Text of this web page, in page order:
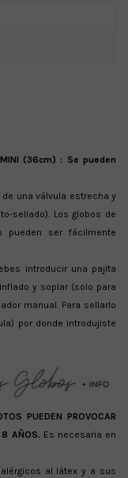
MINI (36cm) : Se pueden
una válvula estrecha y
sellado). Los globos de
pueden ser fácilmente
introducir una pajita
y soplar (solo para
manual. Para sellarlo
por donde introdujiste
PUEDEN PROVOCAR
8 AÑOS. Es necesaria en
al látex y a sus